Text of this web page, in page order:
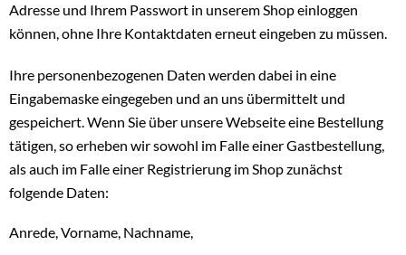
Adresse und Ihrem Passwort in unserem Shop einloggen
können, ohne Ihre Kontaktdaten erneut eingeben zu müssen.
Ihre personenbezogenen Daten werden dabei in eine
Eingabemaske eingegeben und an uns übermittelt und
gespeichert. Wenn Sie über unsere Webseite eine Bestellung
tätigen, so erheben wir sowohl im Falle einer Gastbestellung,
als auch im Falle einer Registrierung im Shop zunächst
folgende Daten:
Anrede, Vorname, Nachname,